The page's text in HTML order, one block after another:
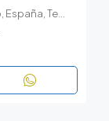
Plaza de Charco del Pino, Charco del Pino, España, Tenerife, Granadilla de Abona, Charco del Pino, Granadilla de Abona, Tenerife sur